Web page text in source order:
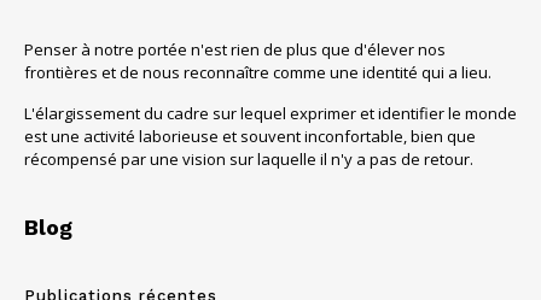
Penser à notre portée n'est rien de plus que d'élever nos
frontières et de nous reconnaître comme une identité qui a lieu.
L'élargissement du cadre sur lequel exprimer et identifier le monde
est une activité laborieuse et souvent inconfortable, bien que
récompensé par une vision sur laquelle il n'y a pas de retour.
Blog
Publications récentes